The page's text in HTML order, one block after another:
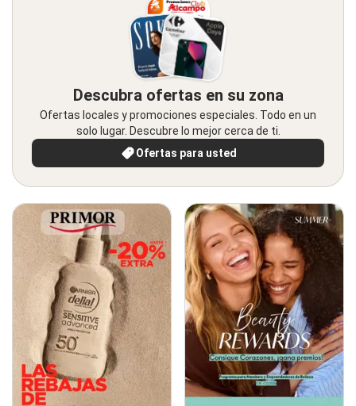
Descubra ofertas en su zona
Ofertas locales y promociones especiales. Todo en un
solo lugar. Descubre lo mejor cerca de ti.
Ofertas para usted